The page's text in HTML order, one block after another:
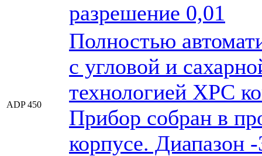
разрешение 0,01
ADP 450
Полностью
с угловой и
технологией XPC
Прибор собран в
корпусе. Диапазон